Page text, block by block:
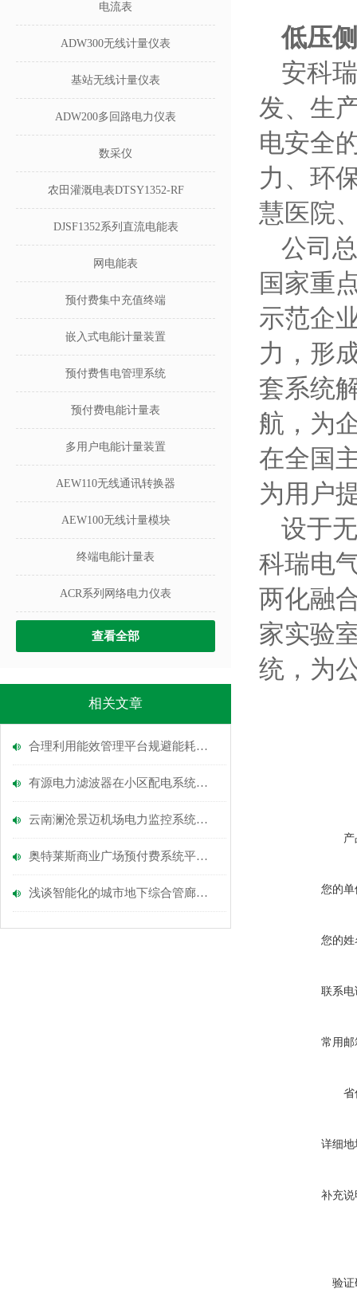
电流表
ADW300无线计量仪表
基站无线计量仪表
ADW200多回路电力仪表
数采仪
农田灌溉电表DTSY1352-RF
DJSF1352系列直流电能表
网电能表
预付费集中充值终端
嵌入式电能计量装置
预付费售电管理系统
预付费电能计量表
多用户电能计量装置
AEW110无线通讯转换器
AEW100无线计量模块
终端电能计量表
ACR系列网络电力仪表
查看全部
相关文章
合理利用能效管理平台规避能耗超限电价加价机制
有源电力滤波器在小区配电系统中的应用与选型
云南澜沧景迈机场电力监控系统的设计与应用
奥特莱斯商业广场预付费系统平台的设计与应用
浅谈智能化的城市地下综合管廊安全防控平台研究
低压
安科
发、生
电安全
力、环
慧医院
公司
国家重
示范企
力，形
套系统
航，为
在全国
为用户
设于
科瑞电
两化融
家实验
统，为
您的单
您的姓
联系电
常用邮
省
详细地
补充说
验证